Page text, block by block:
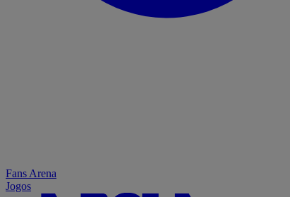
Fans Arena
Jogos